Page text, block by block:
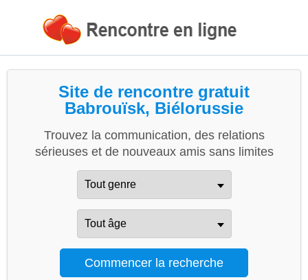
Site de rencontre gratuit
Babrouïsk, Biélorussie
Trouvez la communication, des relations
sérieuses et de nouveaux amis sans limites